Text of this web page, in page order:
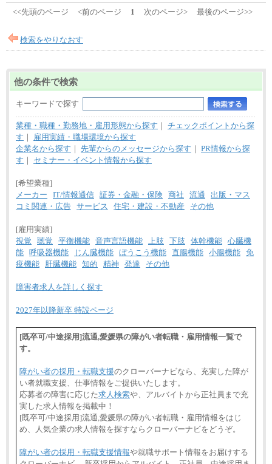
<<先頭のページ <前のページ 1 次のページ> 最後のページ>>
検索をやりなおす
他の条件で検索
キーワードで探す
業種・職種・勤務地・雇用形態から探す ｜ チェックポイントから探
す ｜
雇用実績・職場環境から探す
企業名から探す ｜ 先輩からのメッセージから探す ｜ PR情報から探
す ｜ セミナー・イベント情報から探す
[希望業種]
メーカー
IT/情報通信 証券・金融・保険 商社 流通
出版・マス
コミ関連・広告 サービス 住宅・建設・不動産 その他
[雇用実績]
視覚
聴覚 平衡機能 音声言語機能 上肢 下肢 体幹機能 心臓機
能 呼吸器機能 じん臓機能 ぼうこう機能 直腸機能 小腸機能 免
疫機能
肝臓機能 知的 精神 発達 その他
障害者求人を詳しく探す
2027年以降新卒 特設ページ
[既卒可/中途採用]流通,愛媛県の障がい者転職・雇用情報一覧で
す。
障がい者の採用・転職支援のクローバーナビなら、充実した障が
い者就職支援、仕事情報をご提供いたします。
応募者の障害に応じた求人検索や、アルバイトから正社員まで充
実した求人情報を掲載中！
[既卒可/中途採用]流通,愛媛県の障がい者転職・雇用情報をはじ
め、人気企業の求人情報を探すならクローバーナビをどうぞ。
障がい者の採用・転職支援情報や就職サポート情報をお届けする